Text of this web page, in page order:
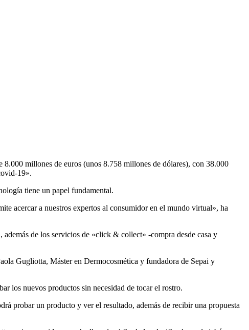
millones de euros (unos 8.758 millones de dólares), con 38.000
19».
tiene un papel fundamental.
acercar a nuestros expertos al consumidor en el mundo virtual», ha
de los servicios de «click & collect» -compra desde casa y
Gugliotta, Máster en Dermocosmética y fundadora de Sepai y
los nuevos productos sin necesidad de tocar el rostro.
probar un producto y ver el resultado, además de recibir una propuesta